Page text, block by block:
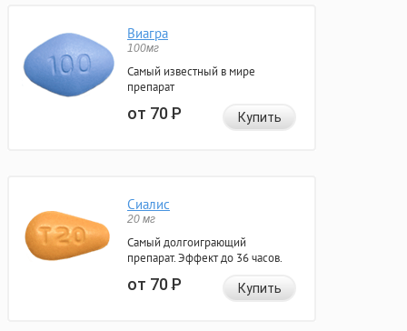
Виагра
100мг
Самый известный в мире
препарат
от 70Р Купить
Сиалис
20 мг
Самый долгоиграющий
препарат. Эффект до 36 часов.
от 70Р Купить